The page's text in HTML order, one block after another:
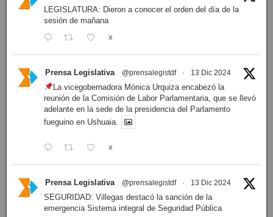
LEGISLATURA: Dieron a conocer el orden del día de la
sesión de mañana
X
Prensa Legislativa @prensalegistdf · 13 Dic 2024
La vicegobernadora Mónica Urquiza encabezó la
reunión de la Comisión de Labor Parlamentaria, que se llevó
adelante en la sede de la presidencia del Parlamento
fueguino en Ushuaia.
X
Prensa Legislativa @prensalegistdf · 13 Dic 2024
SEGURIDAD: Villegas destacó la sanción de la
emergencia Sistema integral de Seguridad Pública